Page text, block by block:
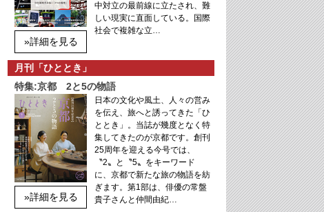
»詳細を見る
中対立の最前線に立たされ、難
しい現実に直面している。国際
社会で複雑な立…
月刊「ひととき」
特集:京都 2と5の物語
»詳細を見る
日本の文化や風土、人々の営み
を伝え、旅へと誘ってきた「ひ
ととき」。当誌が幾度となく特
集してきたのが京都です。創刊
25周年を迎える今号では、
〝2〟と〝5〟をキーワード
に、京都で新たな旅の物語を紡
ぎます。第1部は、俳優の常盤
貴子さんと仲間由紀…